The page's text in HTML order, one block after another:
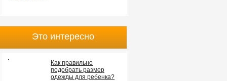
Это интересно
Как правильно
подобрать размер
одежды для ребенка?